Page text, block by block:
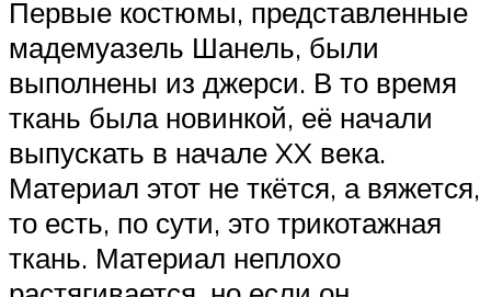
Первые костюмы, представленные
мадемуазель Шанель, были
выполнены из джерси. В то время
ткань была новинкой, её начали
выпускать в начале XX века.
Материал этот не ткётся, а вяжется,
то есть, по сути, это трикотажная
ткань. Материал неплохо